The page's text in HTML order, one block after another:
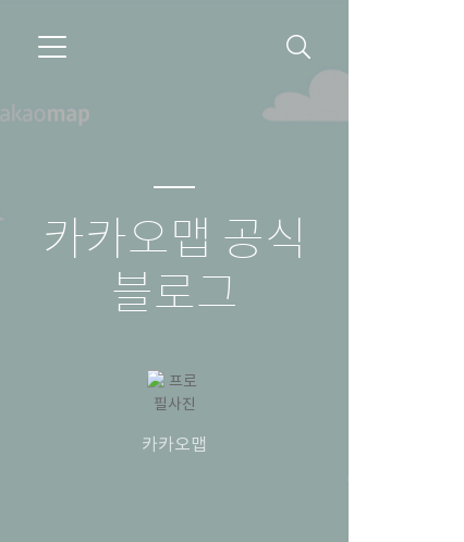
카카오맵 공식
블로그
카카오맵